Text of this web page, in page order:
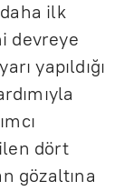
ilk
devreye
yapıldığı
dört
gözaltına